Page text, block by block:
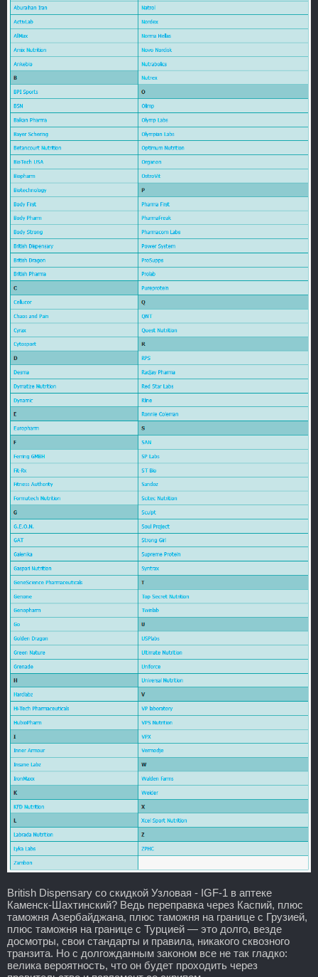
British Dispensary со скидкой Узловая - IGF-1 в аптеке
Каменск-Шахтинский? Ведь переправка через Каспий, плюс
таможня Азербайджана, плюс таможня на границе с Грузией,
плюс таможня на границе с Турцией — это долго, везде
досмотры, свои стандарты и правила, никакого сквозного
транзита. Но с долгожданным законом все не так гладко:
велика вероятность, что он будет проходить через